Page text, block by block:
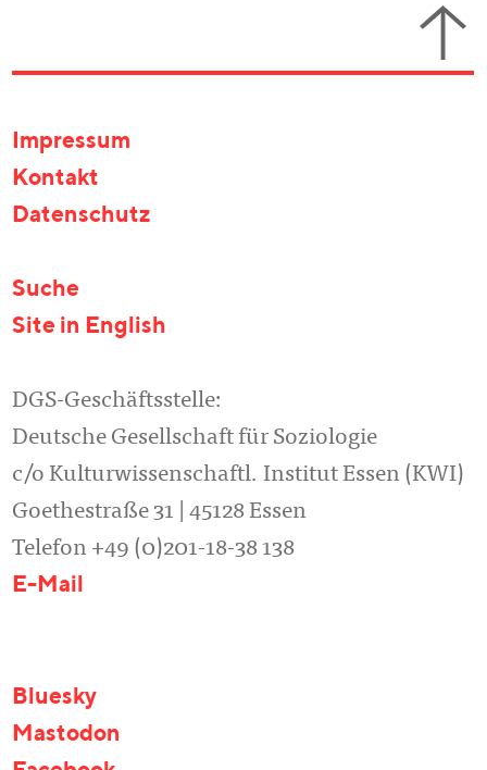
Impressum
Kontakt
Datenschutz
Suche
Site in English
DGS-Geschäftsstelle:
Deutsche Gesellschaft für Soziologie
c/o Kulturwissenschaftl. Institut Essen (KWI)
Goethestraße 31 | 45128 Essen
Telefon +49 (0)201-18-38 138
E-Mail
Bluesky
Mastodon